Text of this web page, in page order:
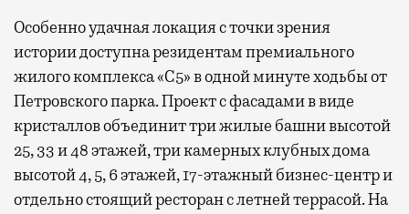
Особенно удачная локация с точки зрения
истории доступна резидентам премиального
жилого комплекса «С5»в одной минуте ходьбы от
Петровского парка. Проект с фасадами в виде
кристаллов объединит три жилые башни высотой
25, 33 и 48 этажей, три камерных клубных дома
высотой 4, 5, 6 этажей, 17-этажный бизнес-центр и
отдельно стоящий ресторан с летней террасой. На